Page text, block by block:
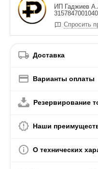
ИП Гаджиев
Спросить
Доставка
Варианты оплаты
Резервирование
Наши
О технических